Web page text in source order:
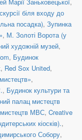
Марії Заньковецької,
біля входу до
посадка), Зупинка
, М. Золоті Ворота (у
художній музей,
, Будинок
, Red Sox United,
,
, Будинок культури та
палац мистецтв
мистецтв МВС, Creative
кіосків).,
Собору,